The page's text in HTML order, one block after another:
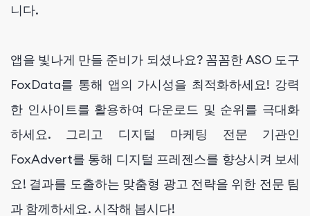
니다.
앱을 빛나게 만들 준비가 되셨나요? 꼼꼼한 ASO 도구
FoxData를 통해 앱의 가시성을 최적화하세요! 강력
한 인사이트를 활용하여 다운로드 및 순위를 극대화
하세요. 그리고 디지털 마케팅 전문 기관인
FoxAdvert를 통해 디지털 프레젠스를 향상시켜 보세
요! 결과를 도출하는 맞춤형 광고 전략을 위한 전문 팀
과 함께하세요. 시작해 봅시다!